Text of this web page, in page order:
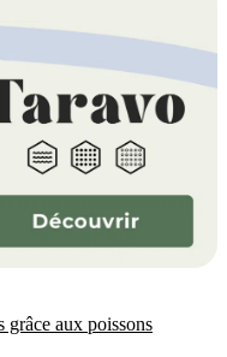
grâce aux poissons